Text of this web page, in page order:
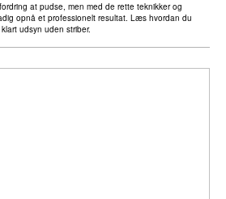
at pudse, men med de rette teknikker og
opnå et professionelt resultat. Læs hvordan du
udsyn uden striber.